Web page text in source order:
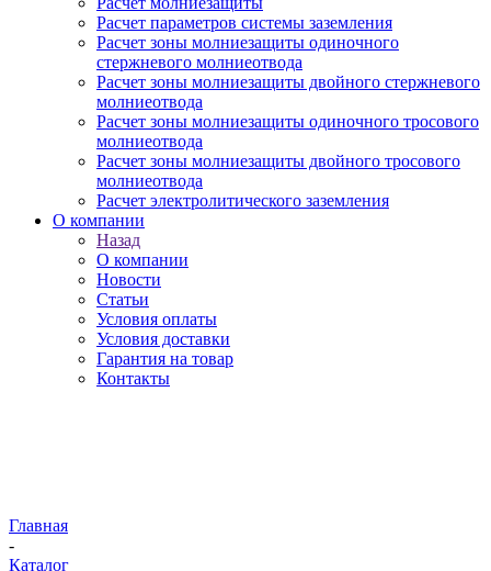
Расчет параметров системы заземления
Расчет зоны молниезащиты одиночного
стержневого молниеотвода
Расчет зоны молниезащиты двойного стержневого
молниеотвода
Расчет зоны молниезащиты одиночного тросового
молниеотвода
Расчет зоны молниезащиты двойного тросового
молниеотвода
Расчет электролитического заземления
О компании
Назад
О компании
Новости
Статьи
Условия оплаты
Условия доставки
Гарантия на товар
Контакты
Главная
-
Каталог